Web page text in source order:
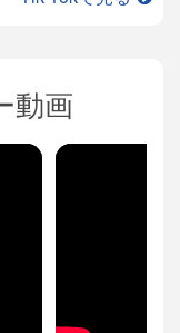
動画